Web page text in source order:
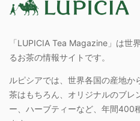
「LUPICIA Tea Magazine」は世
るお茶の情報サイトです。
ルピシアでは、世界各国の産地か
茶はもちろん、オリジナルのブレ
ー、ハーブティーなど、年間400